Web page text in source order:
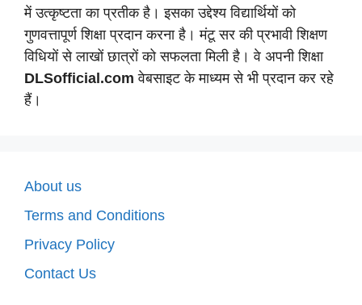
में उत्कृष्टता का प्रतीक है। इसका उद्देश्य विद्यार्थियों को
गुणवत्तापूर्ण शिक्षा प्रदान करना है। मंटू सर की प्रभावी शिक्षण
विधियों से लाखों छात्रों को सफलता मिली है। वे अपनी शिक्षा
DLSofficial.com वेबसाइट के माध्यम से भी प्रदान कर रहे
हैं।
About us
Terms and Conditions
Privacy Policy
Contact Us